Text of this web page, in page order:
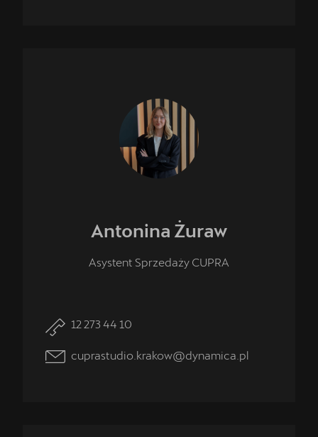
Antonina Żuraw
Asystent Sprzedaży CUPRA
12 273 44 10
cuprastudio.krakow@dynamica.pl